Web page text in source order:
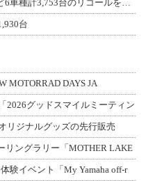
台
MOTORRAD DAYS JA
2026グッドスマイルミーティン
リジナルグッズの先行販売
リングラリー「MOTHER LAKE
験イベント「My Yamaha off-r